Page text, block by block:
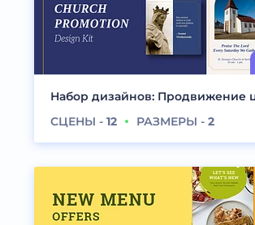
Набор дизайнов: Продвижение
СЦЕНЫ - 12 РАЗМЕРЫ - 2